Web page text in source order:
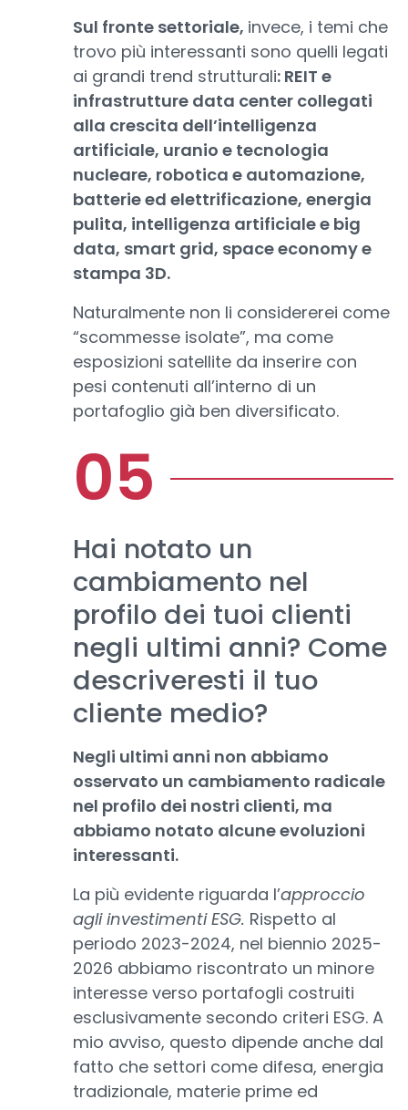
Sul fronte settoriale, invece, i temi che
trovo più interessanti sono quelli legati
ai grandi trend strutturali: REIT e
infrastrutture data center collegati
alla crescita dell’intelligenza
artificiale, uranio e tecnologia
nucleare, robotica e automazione,
batterie ed elettrificazione, energia
pulita, intelligenza artificiale e big
data, smart grid, space economy e
stampa 3D.
Naturalmente non li considererei come
“scommesse isolate”, ma come
esposizioni satellite da inserire con
pesi contenuti all’interno di un
portafoglio già ben diversificato.
Hai notato un
cambiamento nel
profilo dei tuoi clienti
negli ultimi anni? Come
descriveresti il tuo
cliente medio?
Negli ultimi anni non abbiamo
osservato un cambiamento radicale
nel profilo dei nostri clienti, ma
abbiamo notato alcune evoluzioni
interessanti.
La più evidente riguarda l’approccio
agli investimenti ESG. Rispetto al
periodo 2023-2024, nel biennio 2025-
2026 abbiamo riscontrato un minore
interesse verso portafogli costruiti
esclusivamente secondo criteri ESG. A
mio avviso, questo dipende anche dal
fatto che settori come difesa, energia
tradizionale, materie prime ed